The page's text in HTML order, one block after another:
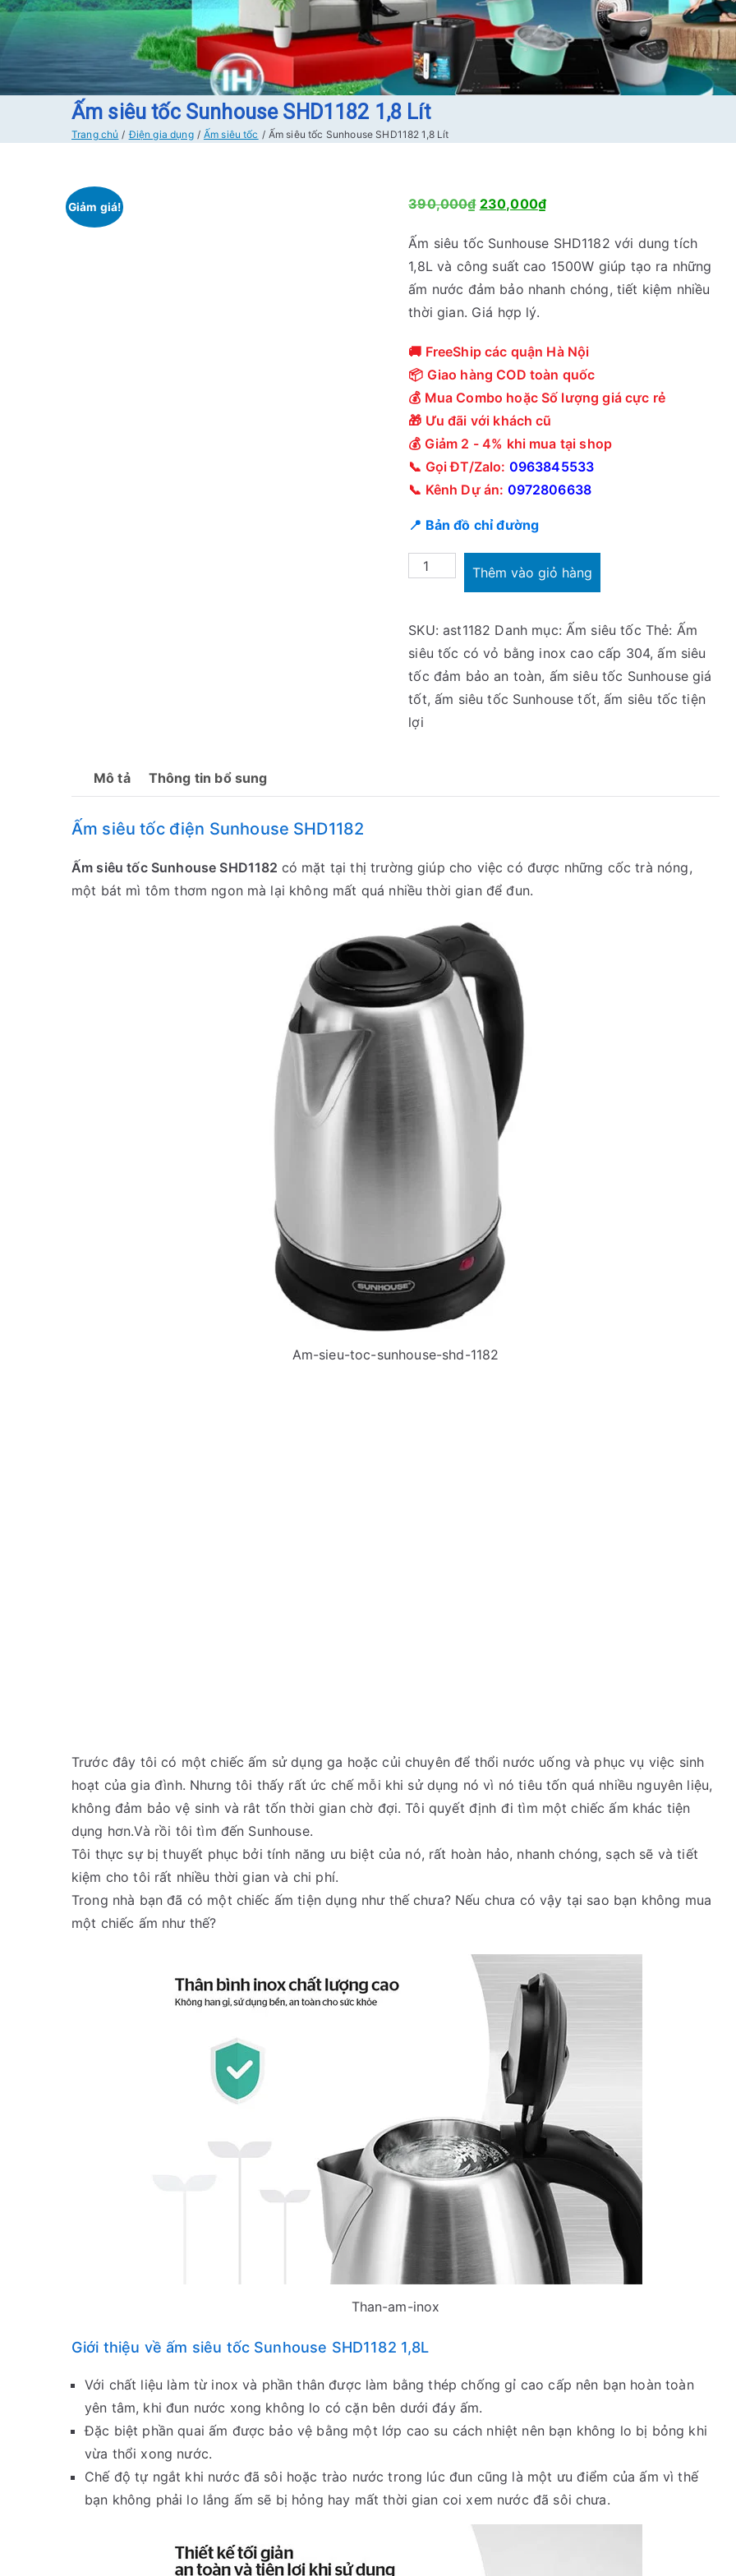
Ấm siêu tốc Sunhouse SHD1182 1,8 Lít
Trang chủ Điện gia dụng Ấm siêu tốc Ấm siêu tốc Sunhouse SHD1182 1,8 Lít
Giảm giá! 390,000₫ G
á
g
ố
c
0
₫
.
230,000₫G
á
h
i
,
0
0
₫
Ấm siêu tốc Sunhouse SHD1182 với dung tích
1,8L và công suất cao 1500W giúp tạo ra những
ấm nước đảm bảo nhanh chóng, tiết kiệm nhiều
thời gian. Giá hợp lý.
🚚 FreeShip các quận Hà Nội
📦 Giao hàng COD toàn quốc
💰 Mua Combo hoặc Số lượng giá cực rẻ
🎁 Ưu đãi với khách cũ
💰 Giảm 2 - 4% khi mua tại shop
📞 Gọi ĐT/Zalo: 0963845533
📞 Kênh Dự án: 0972806638
📍 Bản đồ chỉ đường
Ấm
Sunhouse
SHD1182
1,8
Lít
số
Thêm vào giỏ hàng
SKU:ast1182 Danh mục: Ấm siêu tốc Thẻ: Ấm
siêu tốc có vỏ bằng inox cao cấp 304,ấm siêu
tốc đảm bảo an toàn, ấm siêu tốc Sunhouse giá
tốt,ấm siêu tốc Sunhouse tốt,ấm siêu tốc tiện
lợi
Mô tả Thông tin bổ sung
Ấm siêu tốc điện Sunhouse SHD1182
Ấm siêu tốc Sunhouse SHD1182 có mặt tại thị trường giúp cho việc có được những cốc trà nóng,
một bát mì tôm thơm ngon mà lại không mất quá nhiều thời gian để đun.
Am-sieu-toc-sunhouse-shd-1182
Trước đây tôi có một chiếc ấm sử dụng ga hoặc củi chuyên để thổi nước uống và phục vụ việc sinh
hoạt của gia đình. Nhưng tôi thấy rất ức chế mỗi khi sử dụng nó vì nó tiêu tốn quá nhiều nguyên liệu,
không đảm bảo vệ sinh và rât tốn thời gian chờ đợi. Tôi quyết định đi tìm một chiếc ấm khác tiện
dụng hơn.Và rồi tôi tìm đến Sunhouse.
Tôi thực sự bị thuyết phục bởi tính năng ưu biệt của nó, rất hoàn hảo, nhanh chóng, sạch sẽ và tiết
kiệm cho tôi rất nhiều thời gian và chi phí.
Trong nhà bạn đã có một chiếc ấm tiện dụng như thế chưa? Nếu chưa có vậy tại sao bạn không mua
một chiếc ấm như thế?
Than-am-inox
Giới thiệu về ấm siêu tốc Sunhouse SHD1182 1,8L
Với chất liệu làm từ inox và phần thân được làm bằng thép chống gỉ cao cấp nên bạn hoàn toàn
yên tâm, khi đun nước xong không lo có cặn bên dưới đáy ấm.
Đặc biệt phần quai ấm được bảo vệ bằng một lớp cao su cách nhiệt nên bạn không lo bị bỏng khi
vừa thổi xong nước.
Chế độ tự ngắt khi nước đã sôi hoặc trào nước trong lúc đun cũng là một ưu điểm của ấm vì thế
bạn không phải lo lắng ấm sẽ bị hỏng hay mất thời gian coi xem nước đã sôi chưa.